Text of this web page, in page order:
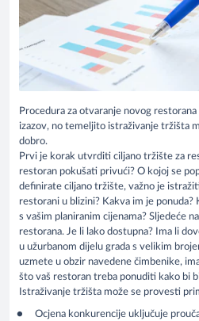
Procedura za otvaranje novog
izazov, no temeljito istraživanje tržišta
dobro.
Prvi je korak utvrditi ciljano tržište za
restoran pokušati privući? O kojoj se
definirate ciljano tržište, važno je
restorani u blizini? Kakva im je
s vašim planiranim cijenama? Sljedeće
restorana. Je li lako dostupna? Ima li
u užurbanom dijelu grada s velikim
uzmete u obzir navedene čimbenike,
što vaš restoran treba ponuditi kako bi
Istraživanje tržišta može se provesti
Ocjena konkurencije uključuje